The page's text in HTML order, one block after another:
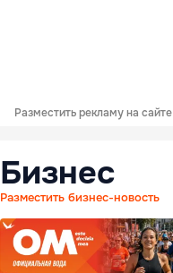
Разместить рекламу на сайте
Бизнес
Разместить бизнес-новость